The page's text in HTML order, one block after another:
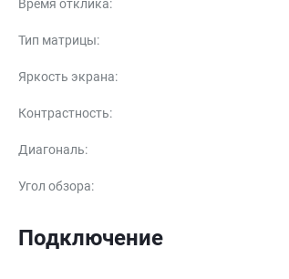
Время отклика:
Тип матрицы:
Яркость экрана:
Контрастность:
Диагональ:
Угол обзора:
Подключение